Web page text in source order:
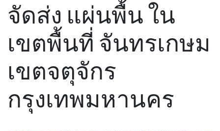
จัดส่ง แผ่นพื้น ใน
เขตพื้นที่ จันทรเกษม
เขตจตุจักร
กรุงเทพมหานคร